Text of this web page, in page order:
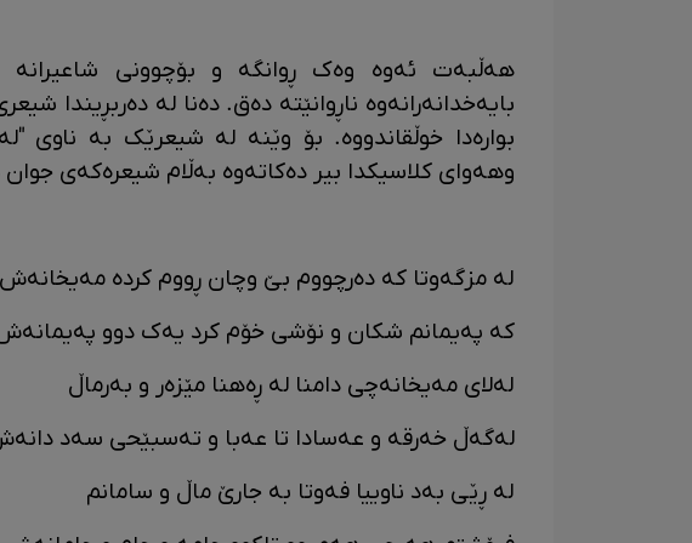
هەڵبەت ئەوە وەک ڕوانگە و بۆچوونی
بایەخدانەرانەوە ناڕوانێتە دەق. دەنا لە دەربڕیندا
بوارەدا خوڵقاندووە. بۆ وێنە لە شیعرێک بە ناوی
وهەوای کلاسیکدا بیر دەکاتەوە بەڵام شیعرەکەی جوان
لە مزگەوتا کە دەرچووم بێ وچان ڕووم کردە مەیخانەش
کە پەیمانم شکان و نۆشی خۆم کرد یەک دوو
لەلای مەیخانەچی دامنا لە ڕەهنا مێزەر و بەرماڵ
لەگەڵ خەرقە و عەسادا تا عەبا و تەسبێحی سەد
لە ڕێی بەد ناوییا فەوتا بە جارێ ماڵ و سامانم